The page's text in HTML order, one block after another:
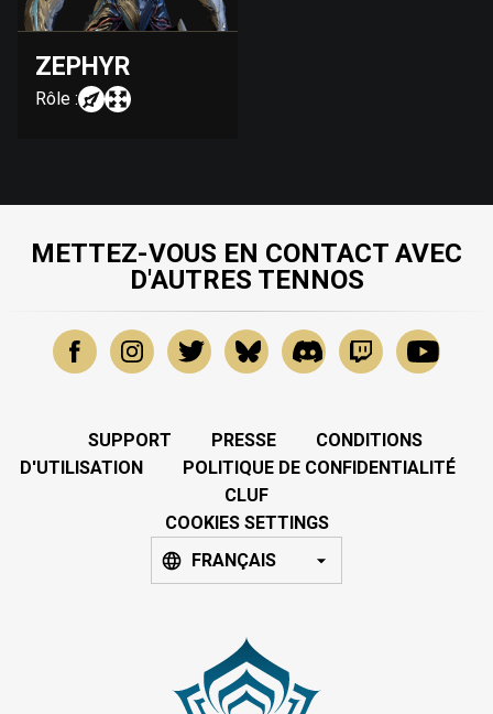
ZEPHYR
Rôle :
METTEZ-VOUS EN CONTACT AVEC
D'AUTRES TENNOS
SUPPORT PRESSE
CONDITIONS
D'UTILISATION
POLITIQUE DE CONFIDENTIALITÉ
CLUF
COOKIES SETTINGS
FRANÇAIS